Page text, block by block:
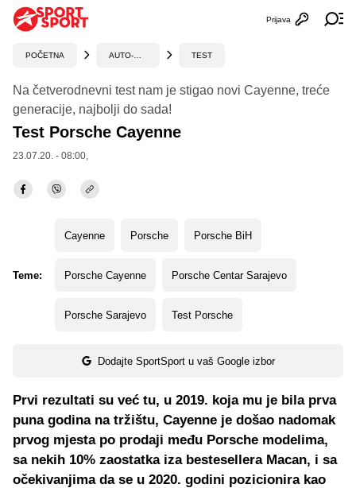
Otvori
Prijava
POČETNA TEST
Na četverodnevni test nam je stigao novi Cayenne, treće
generacije, najbolji do sada!
Test Porsche Cayenne
23.07.20. - 08:00,
Teme:
Cayenne Porsche Porsche BiH
Porsche Cayenne Porsche Centar Sarajevo
Porsche Sarajevo Test Porsche
Dodajte SportSport u vaš Google izbor
Prvi rezultati su već tu, u 2019. koja mu je bila prva
puna godina na tržištu, Cayenne je došao nadomak
prvog mjesta po prodaji među Porsche modelima,
sa nekih 10% zaostatka iza bestesellera Macan, i sa
očekivanjima da se u 2020. godini pozicionira kao